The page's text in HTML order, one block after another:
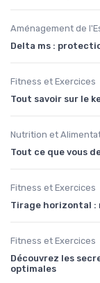
Aménagement de
Delta ms :
Fitness et Exercices
Tout savoir sur le
Nutrition et
Tout ce que vous
Fitness et Exercices
Tirage horizontal
Fitness et Exercices
Découvrez les
optimales